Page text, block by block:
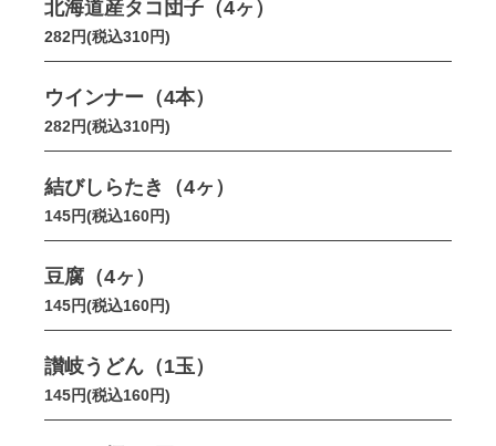
北海道産タコ団子（4ヶ）
282円(税込310円)
ウインナー（4本）
282円(税込310円)
結びしらたき（4ヶ）
145円(税込160円)
豆腐（4ヶ）
145円(税込160円)
讃岐うどん（1玉）
145円(税込160円)